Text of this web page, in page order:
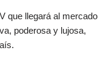
que llegará al mercado
poderosa y lujosa,